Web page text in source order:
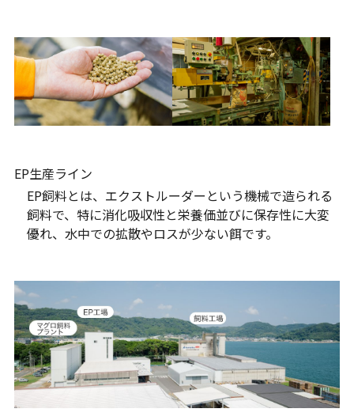
EP生産ライン
EP飼料とは、エクストルーダーという機械で造られる
飼料で、特に消化吸収性と栄養価並びに保存性に大変
優れ、水中での拡散やロスが少ない餌です。